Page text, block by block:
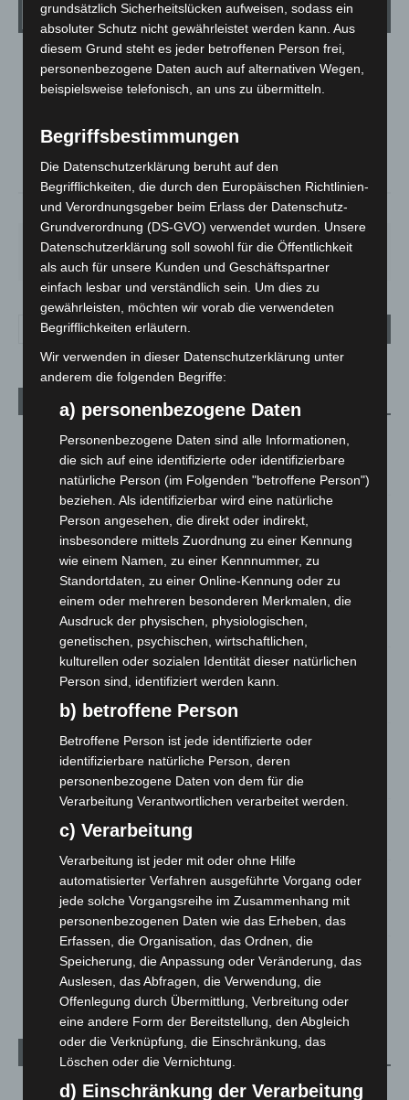
Wetter
LANGENHAGEN
Mäßig Bewölkt
12°
93% 1.8m/s 38%
SA.
27°
SO.
34° 27°
DI.
23°
MI.
Aktuelle Beiträge
Niedersachsen: Feuerwehrkräfte kehren nach
Waldbrandeinsatz aus Spanien zurück
7. August 2026
Brand im „Haus der Begegnung“ in Neuwarmbüchen schnell
eingedämmt
6. August 2026
Region Hannover: 21 neue Notfallsanitäter starten beim
Roten Kreuz
5. August 2026
Mann läuft mit Hockeyschläger über A7 – Polizei sucht
Zeugen
5. August 2026
Celle: Mensch stirbt bei Bagger-Unfall auf Baustelle
5. August 2026
Gasleitung bei McDonald’s-Umbau in Langenhagen
beschädigt
5. August 2026
Anklage nach Abschaltung von „Archetyp Market“ erhoben
3. August 2026
Blaulicht 2.799
grundsätzlich Sicherheitslücken aufweisen, sodass ein
absoluter Schutz nicht gewährleistet werden kann. Aus
diesem Grund steht es jeder betroffenen Person frei,
personenbezogene Daten auch auf alternativen Wegen,
beispielsweise telefonisch, an uns zu übermitteln.
Begriffsbestimmungen
Die Datenschutzerklärung beruht auf den
Begrifflichkeiten, die durch den Europäischen Richtlinien-
und Verordnungsgeber beim Erlass der Datenschutz-
Grundverordnung (DS-GVO) verwendet wurden. Unsere
Datenschutzerklärung soll sowohl für die Öffentlichkeit
als auch für unsere Kunden und Geschäftspartner
einfach lesbar und verständlich sein. Um dies zu
gewährleisten, möchten wir vorab die verwendeten
Begrifflichkeiten erläutern.
Wir verwenden in dieser Datenschutzerklärung unter
anderem die folgenden Begriffe:
a) personenbezogene Daten
Personenbezogene Daten sind alle Informationen,
die sich auf eine identifizierte oder identifizierbare
natürliche Person (im Folgenden "betroffene Person")
beziehen. Als identifizierbar wird eine natürliche
Person angesehen, die direkt oder indirekt,
insbesondere mittels Zuordnung zu einer Kennung
wie einem Namen, zu einer Kennnummer, zu
Standortdaten, zu einer Online-Kennung oder zu
einem oder mehreren besonderen Merkmalen, die
Ausdruck der physischen, physiologischen,
genetischen, psychischen, wirtschaftlichen,
kulturellen oder sozialen Identität dieser natürlichen
Person sind, identifiziert werden kann.
b) betroffene Person
Betroffene Person ist jede identifizierte oder
identifizierbare natürliche Person, deren
personenbezogene Daten von dem für die
Verarbeitung Verantwortlichen verarbeitet werden.
c) Verarbeitung
Verarbeitung ist jeder mit oder ohne Hilfe
automatisierter Verfahren ausgeführte Vorgang oder
jede solche Vorgangsreihe im Zusammenhang mit
personenbezogenen Daten wie das Erheben, das
Erfassen, die Organisation, das Ordnen, die
Speicherung, die Anpassung oder Veränderung, das
Auslesen, das Abfragen, die Verwendung, die
Offenlegung durch Übermittlung, Verbreitung oder
eine andere Form der Bereitstellung, den Abgleich
oder die Verknüpfung, die Einschränkung, das
Löschen oder die Vernichtung.
d) Einschränkung der Verarbeitung